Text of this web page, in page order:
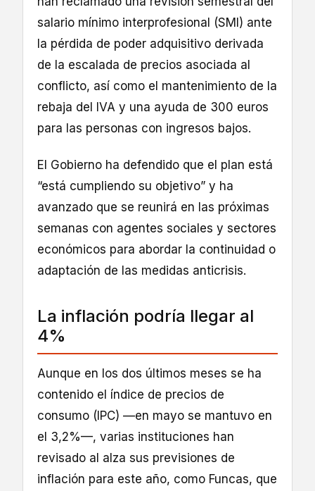
salario mínimo interprofesional (SMI) ante
la pérdida de poder adquisitivo derivada
de la escalada de precios asociada al
conflicto, así como el mantenimiento de la
rebaja del IVA y una ayuda de 300 euros
para las personas con ingresos bajos.
El Gobierno ha defendido que el plan está
“está cumpliendo su objetivo” y ha
avanzado que se reunirá en las próximas
semanas con agentes sociales y sectores
económicos para abordar la continuidad o
adaptación de las medidas anticrisis.
La inflación podría llegar al
4%
Aunque en los dos últimos meses se ha
contenido el índice de precios de
consumo (IPC) —en mayo se mantuvo en
el 3,2%—, varias instituciones han
revisado al alza sus previsiones de
inflación para este año, como Funcas, que